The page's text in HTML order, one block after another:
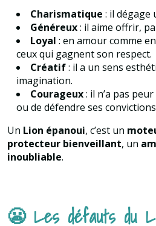
Charismatique : il dégage
Généreux: il aime offrir,
Loyal : en amour comme
ceux qui gagnent son respect.
Créatif: il a un sens
imagination.
Courageux: il n’a pas
ou de défendre ses
Un Lion épanoui, c’est un
protecteur bienveillant, un
inoubliable.
😬 Les défauts du